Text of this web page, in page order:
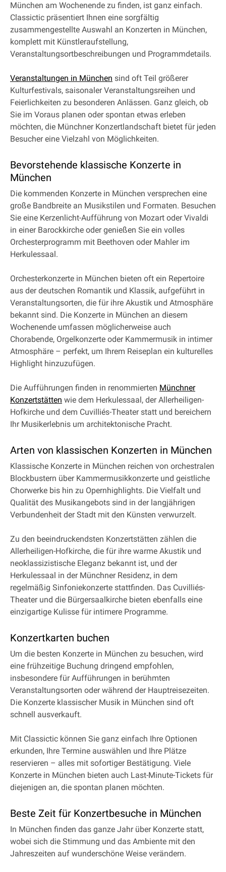
München am Wochenende zu finden, ist ganz einfach.
Classictic präsentiert Ihnen eine sorgfältig
zusammengestellte Auswahl an Konzerten in München,
komplett mit Künstleraufstellung,
Veranstaltungsortbeschreibungen und Programmdetails.
Veranstaltungen in München sind oft Teil größerer
Kulturfestivals, saisonaler Veranstaltungsreihen und
Feierlichkeiten zu besonderen Anlässen. Ganz gleich, ob
Sie im Voraus planen oder spontan etwas erleben
möchten, die Münchner Konzertlandschaft bietet für jeden
Besucher eine Vielzahl von Möglichkeiten.
Bevorstehende klassische Konzerte in
München
Die kommenden Konzerte in München versprechen eine
große Bandbreite an Musikstilen und Formaten. Besuchen
Sie eine Kerzenlicht-Aufführung von Mozart oder Vivaldi
in einer Barockkirche oder genießen Sie ein volles
Orchesterprogramm mit Beethoven oder Mahler im
Herkulessaal.
Orchesterkonzerte in München bieten oft ein Repertoire
aus der deutschen Romantik und Klassik, aufgeführt in
Veranstaltungsorten, die für ihre Akustik und Atmosphäre
bekannt sind. Die Konzerte in München an diesem
Wochenende umfassen möglicherweise auch
Chorabende, Orgelkonzerte oder Kammermusik in intimer
Atmosphäre – perfekt, um Ihrem Reiseplan ein kulturelles
Highlight hinzuzufügen.
Die Aufführungen finden in renommierten Münchner
Konzertstätten wie dem Herkulessaal, der Allerheiligen-
Hofkirche und dem Cuvilliés-Theater statt und bereichern
Ihr Musikerlebnis um architektonische Pracht.
Arten von klassischen Konzerten in München
Klassische Konzerte in München reichen von orchestralen
Blockbustern über Kammermusikkonzerte und geistliche
Chorwerke bis hin zu Opernhighlights. Die Vielfalt und
Qualität des Musikangebots sind in der langjährigen
Verbundenheit der Stadt mit den Künsten verwurzelt.
Zu den beeindruckendsten Konzertstätten zählen die
Allerheiligen-Hofkirche, die für ihre warme Akustik und
neoklassizistische Eleganz bekannt ist, und der
Herkulessaal in der Münchner Residenz, in dem
regelmäßig Sinfoniekonzerte stattfinden. Das Cuvilliés-
Theater und die Bürgersaalkirche bieten ebenfalls eine
einzigartige Kulisse für intimere Programme.
Konzertkarten buchen
Um die besten Konzerte in München zu besuchen, wird
eine frühzeitige Buchung dringend empfohlen,
insbesondere für Aufführungen in berühmten
Veranstaltungsorten oder während der Hauptreisezeiten.
Die Konzerte klassischer Musik in München sind oft
schnell ausverkauft.
Mit Classictic können Sie ganz einfach Ihre Optionen
erkunden, Ihre Termine auswählen und Ihre Plätze
reservieren – alles mit sofortiger Bestätigung. Viele
Konzerte in München bieten auch Last-Minute-Tickets für
diejenigen an, die spontan planen möchten.
Beste Zeit für Konzertbesuche in München
In München finden das ganze Jahr über Konzerte statt,
wobei sich die Stimmung und das Ambiente mit den
Jahreszeiten auf wunderschöne Weise verändern.